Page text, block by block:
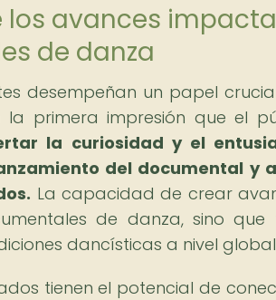
avances
de danza
desempeñan un papel
primera impresión que el
la curiosidad y el
del documental y
La capacidad de crear
de danza, sino
dancísticas a nivel
tienen el potencial de